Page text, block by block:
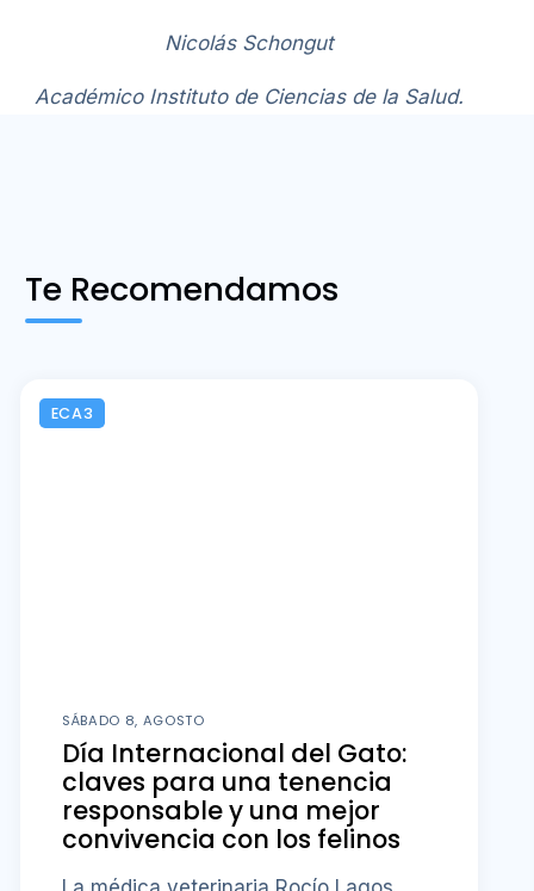
Nicolás Schongut
Académico Instituto de Ciencias de la Salud.
Te Recomendamos
ECA3
SÁBADO 8, AGOSTO
Día Internacional del Gato:
claves para una tenencia
responsable y una mejor
convivencia con los felinos